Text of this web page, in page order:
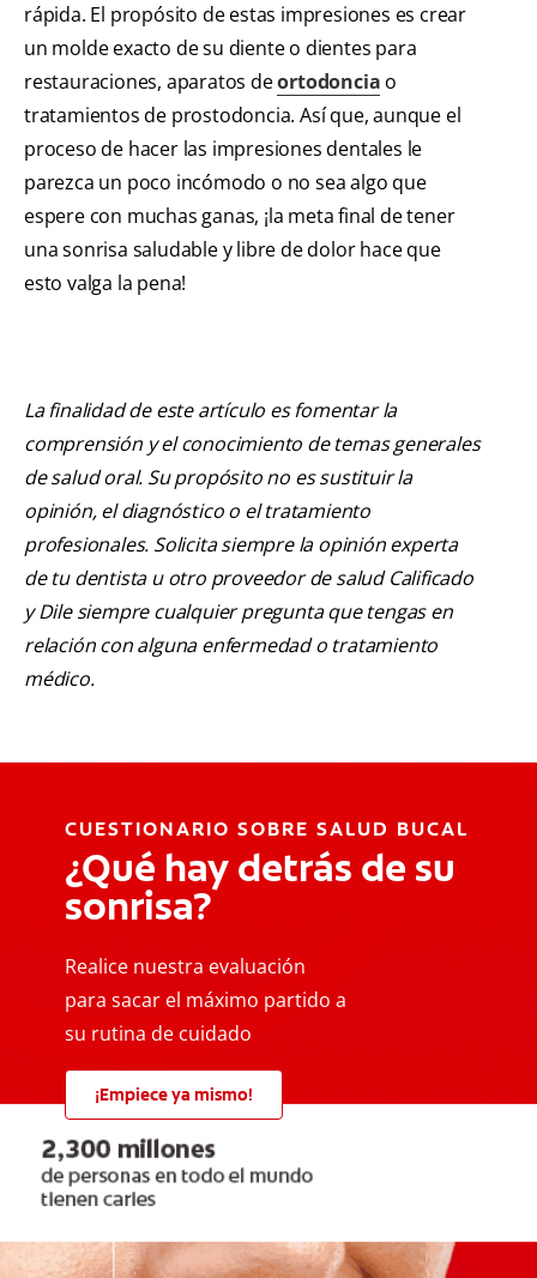
rápida. El propósito de estas impresiones es crear
un molde exacto de su diente o dientes para
restauraciones, aparatos deortodoncia o
tratamientos de prostodoncia. Así que, aunque el
proceso de hacer las impresiones dentales le
parezca un poco incómodo o no sea algo que
espere con muchas ganas, ¡la meta final de tener
una sonrisa saludable y libre de dolor hace que
esto valga la pena!
La finalidad de este artículo es fomentar la
comprensión y el conocimiento de temas generales
de salud oral. Su propósito no es sustituir la
opinión, el diagnóstico o el tratamiento
profesionales. Solicita siempre la opinión experta
de tu dentista u otro proveedor de salud Calificado
y Dile siempre cualquier pregunta que tengas en
relación con alguna enfermedad o tratamiento
médico.
CUESTIONARIO SOBRE SALUD BUCAL
¿Qué hay detrás de su
sonrisa?
Realice nuestra evaluación
para sacar el máximo partido a
su rutina de cuidado
¡Empiece ya mismo!